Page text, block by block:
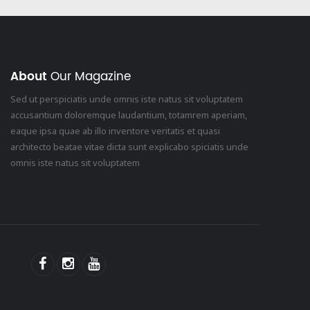
About Our Magazine
Sed ut perspiciatis unde omnis iste natus sit voluptatem
accusantium doloremque laudantium, totamrem aperiam,
eaque ipsa quae ab illo inventore veritatis et quasi
architecto beatae vitae dicta sunt explicabo spiciatis unde
omnis iste natus sit voluptatem